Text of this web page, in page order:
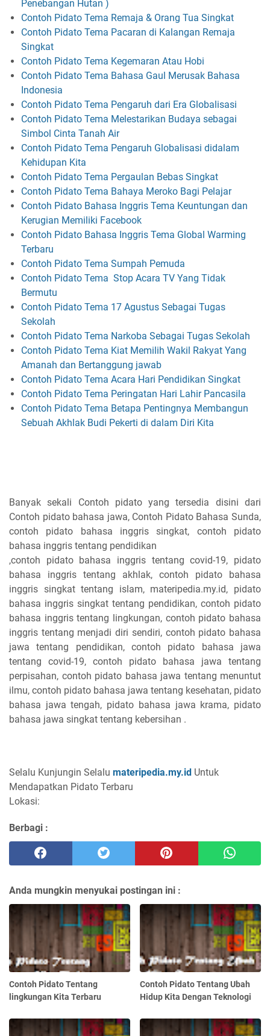
Penebangan Hutan )
Contoh Pidato Tema Remaja & Orang Tua Singkat
Contoh Pidato Tema Pacaran di Kalangan Remaja
Singkat
Contoh Pidato Tema Kegemaran Atau Hobi
Contoh Pidato Tema Bahasa Gaul Merusak Bahasa
Indonesia
Contoh Pidato Tema Pengaruh dari Era Globalisasi
Contoh Pidato Tema Melestarikan Budaya sebagai
Simbol Cinta Tanah Air
Contoh Pidato Tema Pengaruh Globalisasi didalam
Kehidupan Kita
Contoh Pidato Tema Pergaulan Bebas Singkat
Contoh Pidato Tema Bahaya Meroko Bagi Pelajar
Contoh Pidato Bahasa Inggris Tema Keuntungan dan
Kerugian Memiliki Facebook
Contoh Pidato Bahasa Inggris Tema Global Warming
Terbaru
Contoh Pidato Tema Sumpah Pemuda
Contoh Pidato Tema Stop Acara TV Yang Tidak
Bermutu
Contoh Pidato Tema 17 Agustus Sebagai Tugas
Sekolah
Contoh Pidato Tema Narkoba Sebagai Tugas Sekolah
Contoh Pidato Tema Kiat Memilih Wakil Rakyat Yang
Amanah dan Bertanggung jawab
Contoh Pidato Tema Acara Hari Pendidikan Singkat
Contoh Pidato Tema Peringatan Hari Lahir Pancasila
Contoh Pidato Tema Betapa Pentingnya Membangun
Sebuah Akhlak Budi Pekerti di dalam Diri Kita
Banyak sekali Contoh pidato yang tersedia disini dari
Contoh pidato bahasa jawa, Contoh Pidato Bahasa Sunda,
contoh pidato bahasa inggris singkat, contoh pidato
bahasa inggris tentang pendidikan
,contoh pidato bahasa inggris tentang covid-19, pidato
bahasa inggris tentang akhlak, contoh pidato bahasa
inggris singkat tentang islam, materipedia.my.id, pidato
bahasa inggris singkat tentang pendidikan, contoh pidato
bahasa inggris tentang lingkungan, contoh pidato bahasa
inggris tentang menjadi diri sendiri, contoh pidato bahasa
jawa tentang pendidikan, contoh pidato bahasa jawa
tentang covid-19, contoh pidato bahasa jawa tentang
perpisahan, contoh pidato bahasa jawa tentang menuntut
ilmu, contoh pidato bahasa jawa tentang kesehatan, pidato
bahasa jawa tengah, pidato bahasa jawa krama, pidato
bahasa jawa singkat tentang kebersihan .
Selalu Kunjungin Selalu materipedia.my.id Untuk
Mendapatkan Pidato Terbaru
Lokasi:
Berbagi :
Anda mungkin menyukai postingan ini :
Contoh Pidato Tentang
lingkungan Kita Terbaru
Contoh Pidato Tentang Ubah
Hidup Kita Dengan Teknologi